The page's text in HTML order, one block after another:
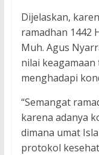
Dijelaskan,
ramadhan 1442
Muh. Agus
nilai
menghadapi
“Semangat
karena adanya
dimana umat
protokol